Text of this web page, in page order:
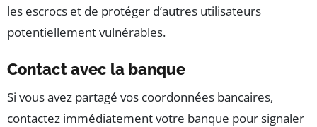
les escrocs et de protéger d’autres utilisateurs
potentiellement vulnérables.
Contact avec la banque
Si vous avez partagé vos coordonnées bancaires,
contactez immédiatement votre banque pour signaler